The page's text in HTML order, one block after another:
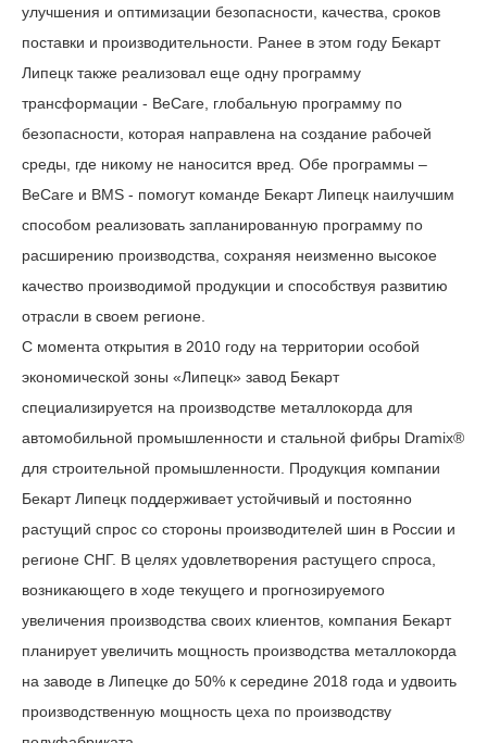
улучшения и оптимизации безопасности, качества, сроков
поставки и производительности. Ранее в этом году Бекарт
Липецк также реализовал еще одну программу
трансформации - BeCare, глобальную программу по
безопасности, которая направлена на создание рабочей
среды, где никому не наносится вред. Обе программы –
BeCare и BMS - помогут команде Бекарт Липецк наилучшим
способом реализовать запланированную программу по
расширению производства, сохраняя неизменно высокое
качество производимой продукции и способствуя развитию
отрасли в своем регионе.
С момента открытия в 2010 году на территории особой
экономической зоны «Липецк» завод Бекарт
специализируется на производстве металлокорда для
автомобильной промышленности и стальной фибры Dramix®
для строительной промышленности. Продукция компании
Бекарт Липецк поддерживает устойчивый и постоянно
растущий спрос со стороны производителей шин в России и
регионе СНГ. В целях удовлетворения растущего спроса,
возникающего в ходе текущего и прогнозируемого
увеличения производства своих клиентов, компания Бекарт
планирует увеличить мощность производства металлокорда
на заводе в Липецке до 50% к середине 2018 года и удвоить
производственную мощность цеха по производству